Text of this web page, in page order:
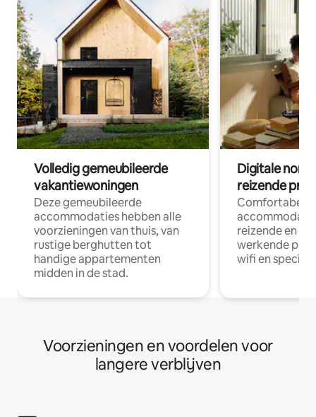
Volledig gemeubileerde
vakantiewoningen
Deze gemeubileerde
accommodaties hebben alle
voorzieningen van thuis, van
rustige berghutten tot
handige appartementen
midden in de stad.
Digitale
reizende
Comfortabele
reizende en
werkende
wifi en
Voorzieningen en voordelen voor
langere verblijven